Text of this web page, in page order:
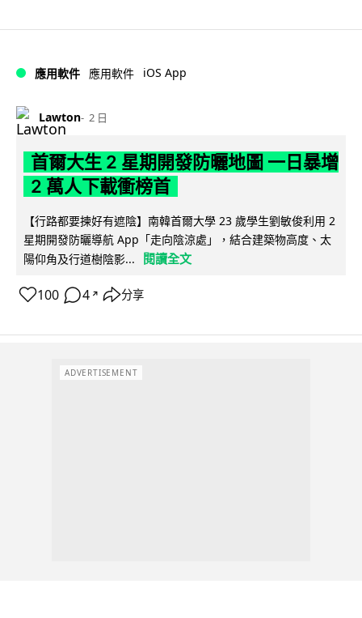
應用軟件 應用軟件 iOS App
Lawton 2 日
首爾大生 2 星期開發防曬地圖 一日暴增
2 萬人下載衝榜首
【行路都要揀好有遮陰】南韓首爾大學 23 歲學生劉敏俊利用 2
星期開發防曬導航 App「走向陰涼處」，結合建築物高度、太
陽仰角及行道樹陰影...
閱讀全文
100 4 ↗ 分享
ADVERTISEMENT